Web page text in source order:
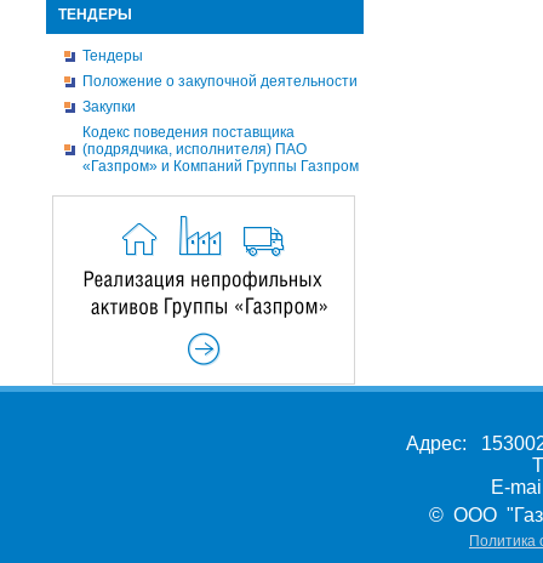
ТЕНДЕРЫ
Тендеры
Положение о закупочной деятельности
Закупки
Кодекс поведения поставщика
(подрядчика, исполнителя) ПАО
«Газпром» и Компаний Группы Газпром
Адрес:
E-
© ООО
Политика